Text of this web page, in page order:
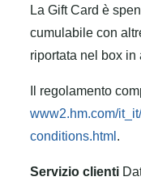
La Gift Card è
cumulabile con
riportata nel box in
Il regolamento
www2.hm.com/
conditions.html .
Servizio clienti